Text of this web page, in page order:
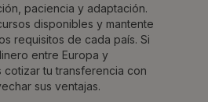
paciencia y adaptación.
disponibles y mantente
requisitos de cada país. Si
entre Europa y
cotizar tu transferencia con
sus ventajas.